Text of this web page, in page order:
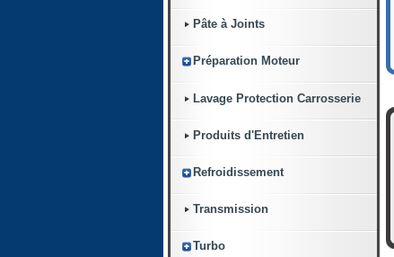
Pâte à Joints
Préparation Moteur
Lavage Protection Carrosserie
Produits d'Entretien
Refroidissement
Transmission
Turbo